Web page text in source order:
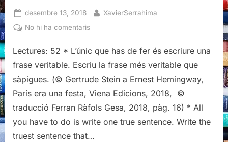
Posted
on
desembre 13, 2018 By
XavierSerrahima
No hi ha comentarisa
de
París
una
festa,
Ernest
Hemingway
Lectures: 52 * L’únic que has de fer és escriure una
frase veritable. Escriu la frase més veritable que
sàpigues. (© Gertrude Stein a Ernest Hemingway,
París era una festa, Viena Edicions, 2018, ©
traducció Ferran Ràfols Gesa, 2018, pàg. 16) * All
you have to do is write one true sentence. Write the
truest sentence that…